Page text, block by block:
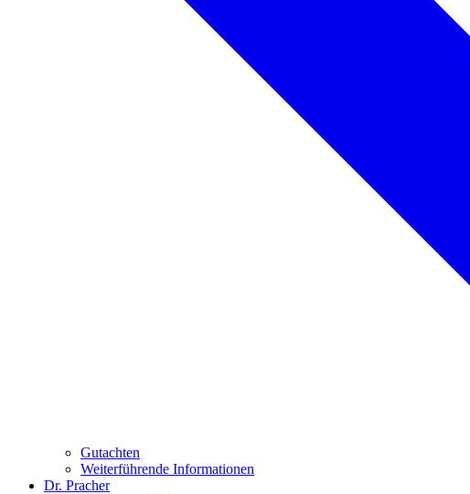
Gutachten
Weiterführende Informationen
Dr. Pracher